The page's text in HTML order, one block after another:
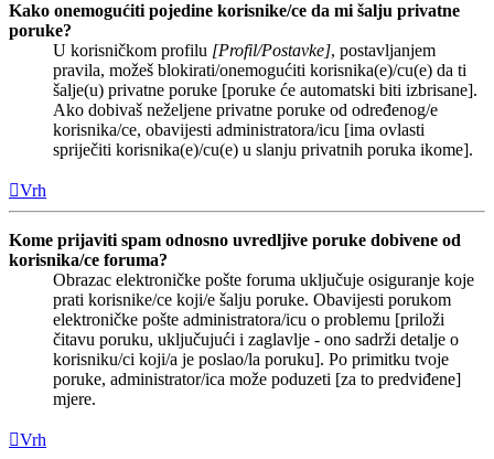
Kako onemogućiti pojedine korisnike/ce da mi šalju privatne
poruke?
U korisničkom profilu [Profil/Postavke], postavljanjem
pravila, možeš blokirati/onemogućiti korisnika(e)/cu(e) da ti
šalje(u) privatne poruke [poruke će automatski biti izbrisane].
Ako dobivaš neželjene privatne poruke od određenog/e
korisnika/ce, obavijesti administratora/icu [ima ovlasti
spriječiti korisnika(e)/cu(e) u slanju privatnih poruka ikome].
Vrh
Kome prijaviti spam odnosno uvredljive poruke dobivene od
korisnika/ce foruma?
Obrazac elektroničke pošte foruma uključuje osiguranje koje
prati korisnike/ce koji/e šalju poruke. Obavijesti porukom
elektroničke pošte administratora/icu o problemu [priloži
čitavu poruku, uključujući i zaglavlje - ono sadrži detalje o
korisniku/ci koji/a je poslao/la poruku]. Po primitku tvoje
poruke, administrator/ica može poduzeti [za to predviđene]
mjere.
Vrh